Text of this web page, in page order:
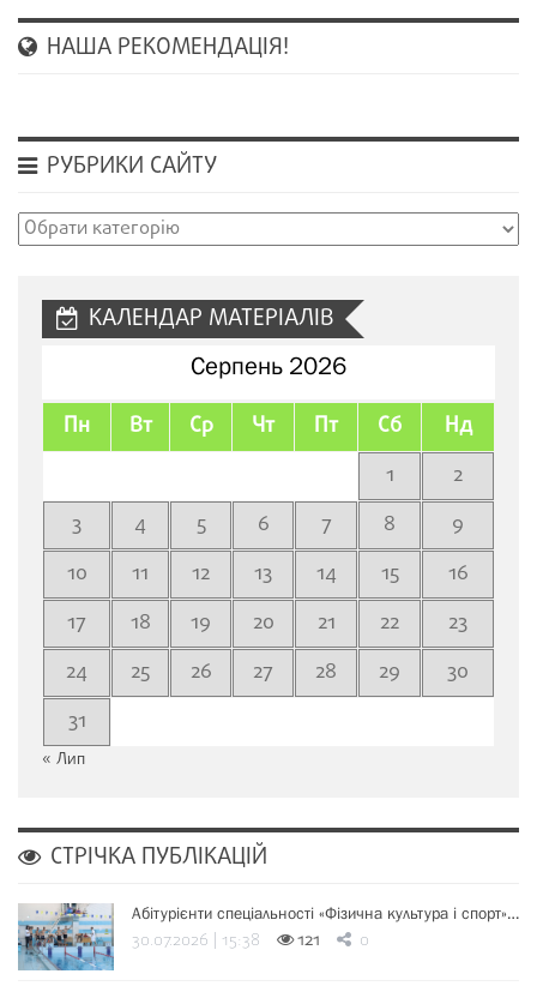
НАША РЕКОМЕНДАЦІЯ!
РУБРИКИ САЙТУ
Рубрики
КАЛЕНДАР МАТЕРІАЛІВ
Серпень 2026
Пн Вт Ср Чт Пт Сб Нд
1
2
3
4 5 6 7 8
9
10
11 12 13 14 15
16
17
18 19 20 21 22
23
24
25 26 27 28 29
30
31
« Лип
СТРІЧКА ПУБЛІКАЦІЙ
Абітурієнти спеціальності «Фізична культура і спорт»…
30.07.2026 | 15:38 121 0